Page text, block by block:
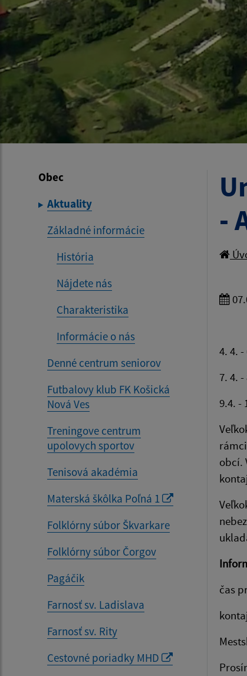
Obec
Aktuality
Základné informácie
História
Nájdete nás
Charakteristika
Informácie o nás
Denné centrum seniorov
Futbalovy klub FK Košická
Nová Ves
Treningove centrum
upolovych sportov
Tenisová akadémia
Materská škôlka Poľná 1
Folklórny súbor Škvarkare
Folklórny súbor Čorgov
Pagáčik
Farnosť sv. Ladislava
Farnosť sv. Rity
Cestovné poriadky MHD
-
4. 4.
7. 4.
9.4. -
obcí.
čas